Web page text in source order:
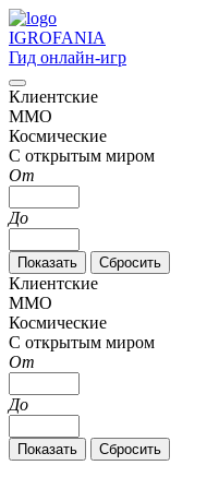
IGROFANIA
Гид онлайн-игр
Клиентские
MMO
Космические
С открытым миром
От
До
Клиентские
MMO
Космические
С открытым миром
От
До